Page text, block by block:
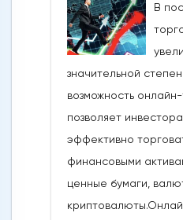
В
значительной
возможность
позволяет
эффективно
финансовыми
ценные бумаги,